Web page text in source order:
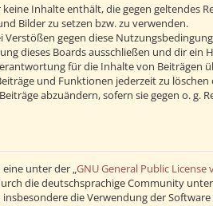
Inhalte enthält, die gegen geltendes
Bilder zu setzen bzw. zu verwenden.
Verstößen gegen diese
dieses Boards ausschließen und dir ein
für die Inhalte von
und Funktionen jederzeit zu löschen
abzuändern, sofern sie gegen o.
unter der „GNU General Public License
die deutschsprachige Community
die Verwendung der